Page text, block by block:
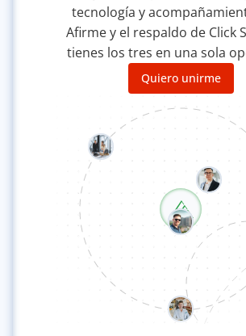
tecnología y
Afirme y el respaldo de Click
tienes los tres en una sola
Quiero unirme